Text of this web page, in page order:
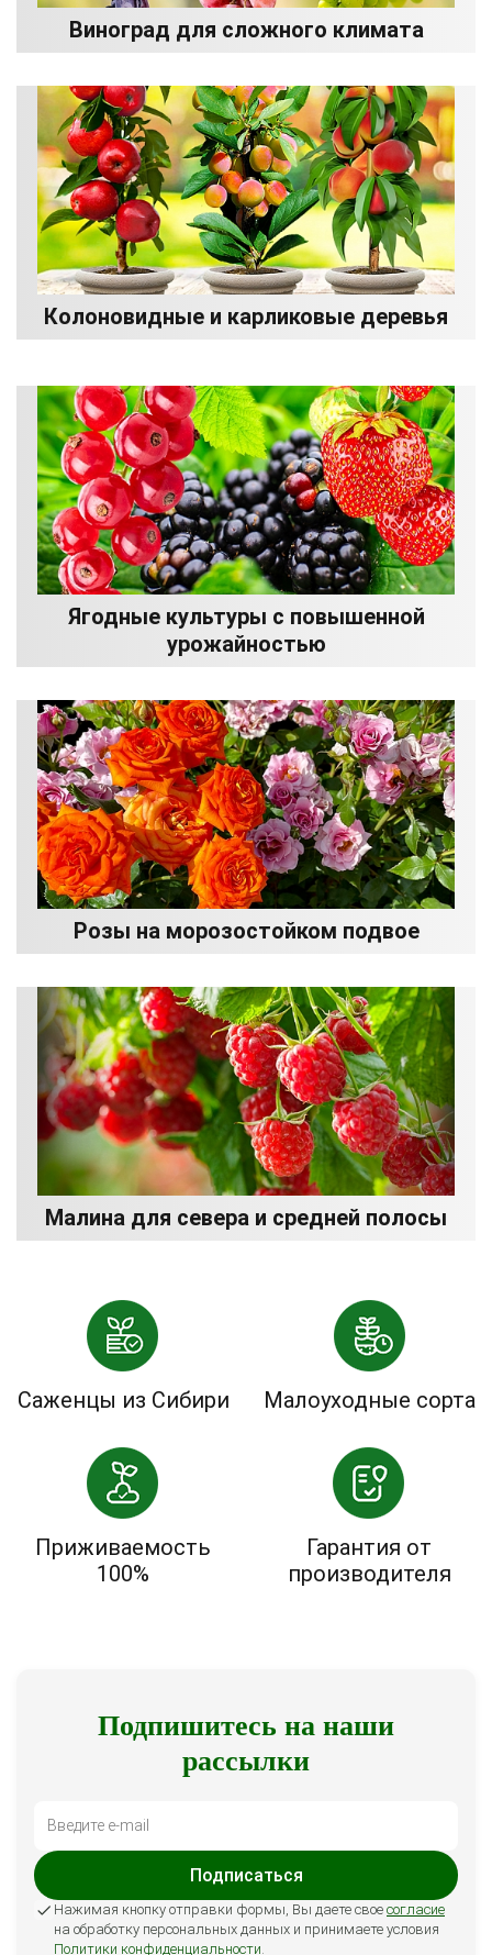
Виноград для сложного климата
Колоновидные и карликовые деревья
Ягодные культуры с повышенной
урожайностью
Розы на морозостойком подвое
Малина для севера и средней полосы
Саженцы из Сибири Малоуходные сорта
Приживаемость
100%
Гарантия от
производителя
Подпишитесь на наши
рассылки
Подписаться
Нажимая кнопку отправки формы, Вы даете свое согласие
на обработку персональных данных и принимаете условия
Политики конфиденциальности.